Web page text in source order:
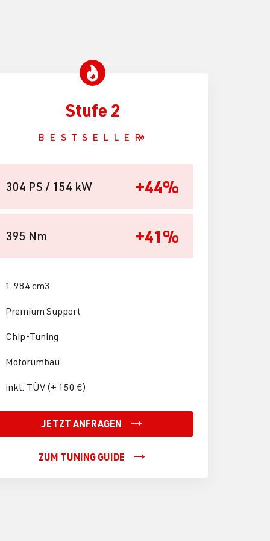
Stufe 2
BESTSELLER
304 PS / 154 kW +44%
395 Nm +41%
1.984 cm3
Premium Support
Chip-Tuning
Motorumbau
inkl. TÜV (+ 150 €)
JETZT ANFRAGEN
ZUM TUNING GUIDE